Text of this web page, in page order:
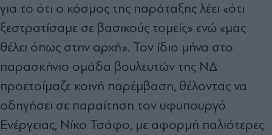
για το ότι ο κόσμος της παράταξης λέει «ότι
ξεστρατίσαμε σε βασικούς τομείς» ενώ «μας
θέλει όπως στην αρχή». Τον ίδιο μήνα στο
παρασκήνιο ομάδα βουλευτών της ΝΔ
προετοίμαζε κοινή παρέμβαση, θέλοντας να
οδηγήσει σε παραίτηση τον υφυπουργό
Ενέργειας, Νίκο Τσάφο, με αφορμή παλιότερες